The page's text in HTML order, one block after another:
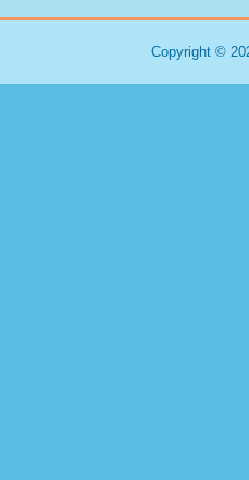
Copyright ©